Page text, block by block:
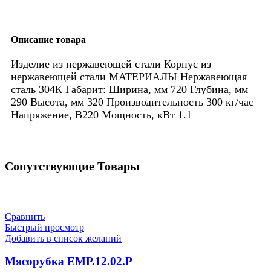
Описание товара
Изделие из нержавеющей стали Корпус из
нержавеющей стали МАТЕРИАЛЫ Нержавеющая
сталь 304К Габарит: Ширина, мм 720 Глубина, мм
290 Высота, мм 320 Производительность 300 кг/час
Напряжение, В220 Мощность, кВт 1.1
Сопутствующие Товары
Сравнить
Быстрый просмотр
Добавить в список желаний
Мясорубка EMP.12.02.P